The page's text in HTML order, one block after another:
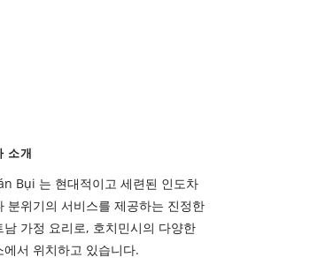
소개
Bụi 는 현대적이고 세련된 인도차
분위기의 서비스를 제공하는 진정한
남 가정 요리로, 호치민시의 다양한
에서 위치하고 있습니다.